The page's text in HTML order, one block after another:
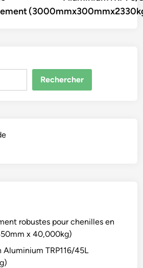
Rechercher
robustes pour chenilles en
x 40,000kg)
Aluminium TRP116/45L